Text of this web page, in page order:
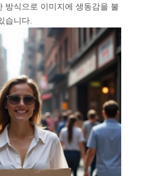
방식으로 이미지에 생동감을 불
습니다.